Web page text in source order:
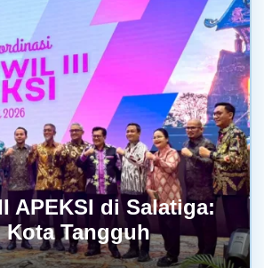
APEKSI di Salatiga:
Tangguh